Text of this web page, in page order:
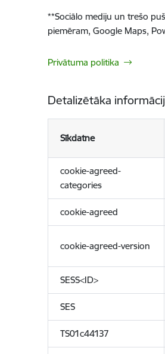
**Sociālo mediju un trešo
piemēram, Google Maps,
Privātuma politika
Detalizētāka
Sīkdatne
cookie-agreed-
categories
cookie-agreed
cookie-agreed-version
SESS<ID>
SES
TS01c44137